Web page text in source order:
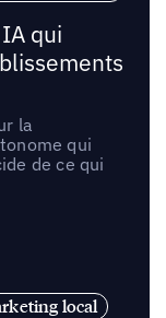
qui
la
qui
de ce qui
local